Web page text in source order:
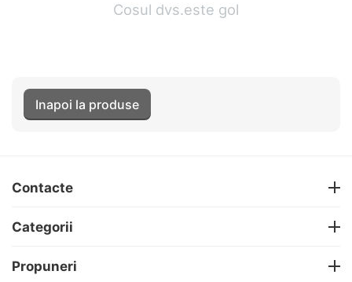
Cosul dvs.este gol
Inapoi la produse
Contacte
Categorii
Propuneri